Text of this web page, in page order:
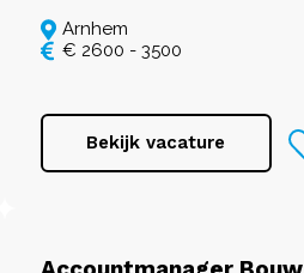
Arnhem
€ 2600 - 3500
Bekijk vacature